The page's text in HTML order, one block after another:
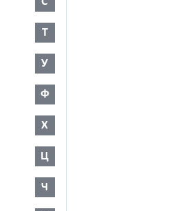
Т
У
Ф
Х
Ц
Ч